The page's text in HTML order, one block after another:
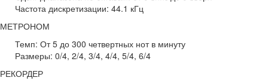
Частота дискретизации: 44.1 кГц
МЕТРОНОМ
Темп: От 5 до 300 четвертных нот в минуту
Размеры: 0/4, 2/4, 3/4, 4/4, 5/4, 6/4
РЕКОРДЕР